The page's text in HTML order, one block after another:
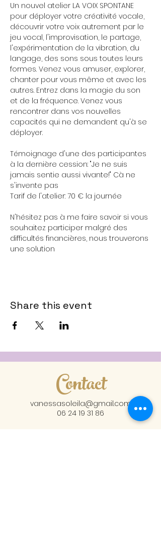
Un nouvel atelier LA VOIX SPONTANE
pour déployer votre créativité vocale,
découvrir votre voix autrement par le
jeu vocal, l'improvisation, le partage,
l'expérimentation de la vibration, du
langage, des sons sous toutes leurs
formes. Venez vous amuser, explorer,
chanter pour vous même et avec les
autres. Entrez dans la magie du son
et de la fréquence. Venez vous
rencontrer dans vos nouvelles
capacités qui ne demandent qu'à se
déployer.
Témoignage d'une des participantes
à la dernière cession: "Je ne suis
jamais sentie aussi vivante!" Cà ne
s'invente pas
Tarif de l'atelier: 70 € la journée
N'hésitez pas à me faire savoir si vous
souhaitez participer malgré des
difficultés financières, nous trouverons
une solution
Share this event
Contact
vanessasoleila@gmail.com
06 24 19 31 86